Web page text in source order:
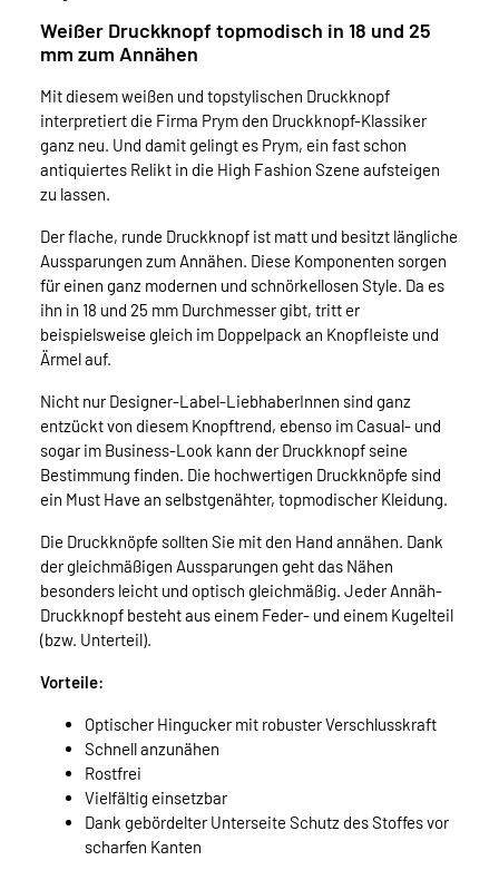
Weißer Druckknopf topmodisch in 18 und 25
mm zum Annähen
Mit diesem weißen und topstylischen Druckknopf
interpretiert die Firma Prym den Druckknopf-Klassiker
ganz neu. Und damit gelingt es Prym, ein fast schon
antiquiertes Relikt in die High Fashion Szene aufsteigen
zu lassen.
Der flache, runde Druckknopf ist matt und besitzt längliche
Aussparungen zum Annähen. Diese Komponenten sorgen
für einen ganz modernen und schnörkellosen Style. Da es
ihn in 18 und 25 mm Durchmesser gibt, tritt er
beispielsweise gleich im Doppelpack an Knopfleiste und
Ärmel auf.
Nicht nur Designer-Label-LiebhaberInnen sind ganz
entzückt von diesem Knopftrend, ebenso im Casual- und
sogar im Business-Look kann der Druckknopf seine
Bestimmung finden. Die hochwertigen Druckknöpfe sind
ein Must Have an selbstgenähter, topmodischer Kleidung.
Die Druckknöpfe sollten Sie mit den Hand annähen. Dank
der gleichmäßigen Aussparungen geht das Nähen
besonders leicht und optisch gleichmäßig. Jeder Annäh-
Druckknopf besteht aus einem Feder- und einem Kugelteil
(bzw. Unterteil).
Vorteile:
Optischer Hingucker mit robuster Verschlusskraft
Schnell anzunähen
Rostfrei
Vielfältig einsetzbar
Dank gebördelter Unterseite Schutz des Stoffes vor
scharfen Kanten